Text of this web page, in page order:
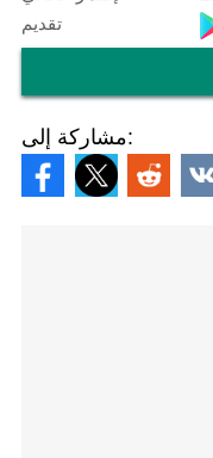
تقديم
مشاركة إلى: